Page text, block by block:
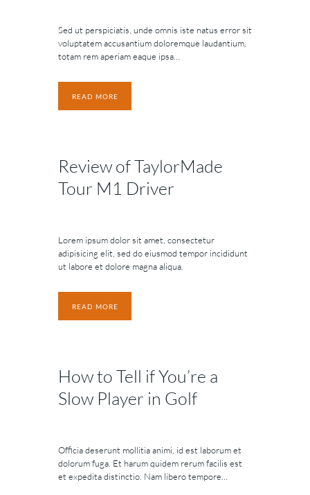
Sed ut perspiciatis, unde omnis iste natus error sit
voluptatem accusantium doloremque laudantium,
totam rem aperiam eaque ipsa…
READ MORE
Review of TaylorMade
Tour M1 Driver
Lorem ipsum dolor sit amet, consectetur
adipisicing elit, sed do eiusmod tempor incididunt
ut labore et dolore magna aliqua.
READ MORE
How to Tell if You’re a
Slow Player in Golf
Officia deserunt mollitia animi, id est laborum et
dolorum fuga. Et harum quidem rerum facilis est
et expedita distinctio. Nam libero tempore…